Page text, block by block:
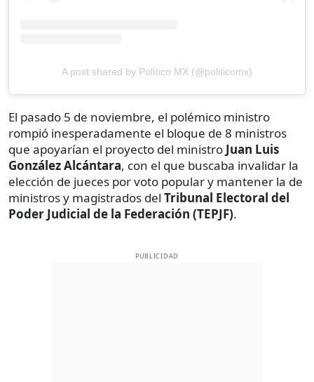
A post shared by Político MX (@politicomx)
El pasado 5 de noviembre, el polémico ministro
rompió inesperadamente el bloque de 8 ministros
que apoyarían el proyecto del ministro Juan Luis
González Alcántara, con el que buscaba invalidar la
elección de jueces por voto popular y mantener la de
ministros y magistrados del Tribunal Electoral del
Poder Judicial de la Federación (TEPJF).
PUBLICIDAD